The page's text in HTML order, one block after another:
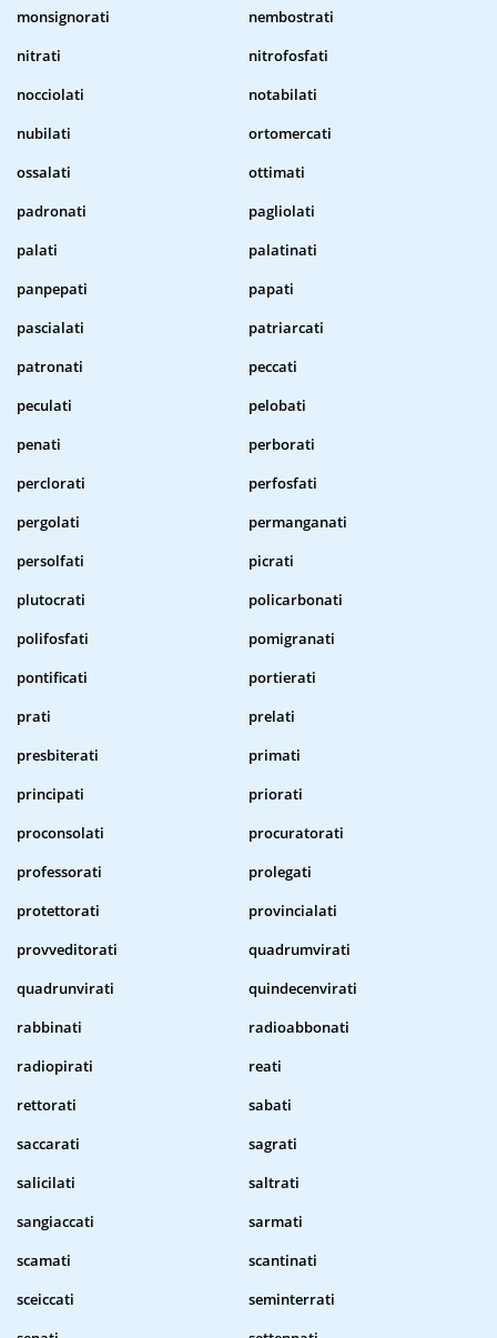
monsignorati
nembostrati
nitrati
nitrofosfati
nocciolati
notabilati
nubilati
ortomercati
ossalati
ottimati
padronati
pagliolati
palati
palatinati
panpepati
papati
pascialati
patriarcati
patronati
peccati
peculati
pelobati
penati
perborati
perclorati
perfosfati
pergolati
permanganati
persolfati
picrati
plutocrati
policarbonati
polifosfati
pomigranati
pontificati
portierati
prati
prelati
presbiterati
primati
principati
priorati
proconsolati
procuratorati
professorati
prolegati
protettorati
provincialati
provveditorati
quadrumvirati
quadrunvirati
quindecenvirati
rabbinati
radioabbonati
radiopirati
reati
rettorati
sabati
saccarati
sagrati
salicilati
saltrati
sangiaccati
sarmati
scamati
scantinati
sceiccati
seminterrati